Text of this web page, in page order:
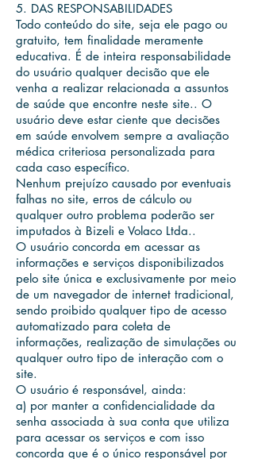
5. DAS RESPONSABILIDADES
Todo conteúdo do site, seja ele pago ou
gratuito, tem finalidade meramente
educativa. É de inteira responsabilidade
do usuário qualquer decisão que ele
venha a realizar relacionada a assuntos
de saúde que encontre neste site.. O
usuário deve estar ciente que decisões
em saúde envolvem sempre a avaliação
médica criteriosa personalizada para
cada caso específico.
Nenhum prejuízo causado por eventuais
falhas no site, erros de cálculo ou
qualquer outro problema poderão ser
imputados à Bizeli e Volaco Ltda..
O usuário concorda em acessar as
informações e serviços disponibilizados
pelo site única e exclusivamente por meio
de um navegador de internet tradicional,
sendo proibido qualquer tipo de acesso
automatizado para coleta de
informações, realização de simulações ou
qualquer outro tipo de interação com o
site.
O usuário é responsável, ainda:
a) por manter a confidencialidade da
senha associada à sua conta que utiliza
para acessar os serviços e com isso
concorda que é o único responsável por